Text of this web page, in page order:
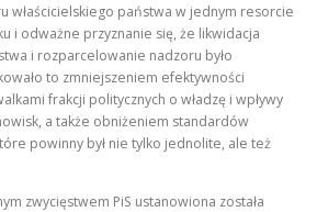
właścicielskiego państwa w jednym resorcie
i odważne przyznanie się, że likwidacja
i rozparcelowanie nadzoru było
to zmniejszeniem efektywności
frakcji politycznych o władzę i wpływy
a także obniżeniem standardów
powinny był nie tylko jednolite, ale też
zwycięstwem PiS ustanowiona została